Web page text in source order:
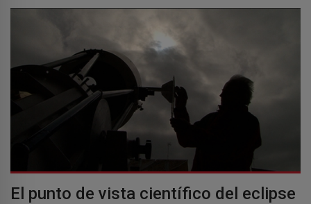
El punto de vista científico del eclipse